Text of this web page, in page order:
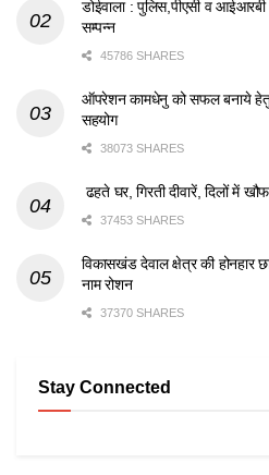
डोईवाला : पुलिस,पीएसी व
सम्पन्न
45786 SHARES
ऑपरेशन कामधेनु को सफल बनाये हेतु
सहयोग
38073 SHARES
ढहते घर, गिरती दीवारें, दिलों में
37453 SHARES
विकासखंड देवाल क्षेत्र की होनहार
नाम रोशन
37370 SHARES
Stay Connected